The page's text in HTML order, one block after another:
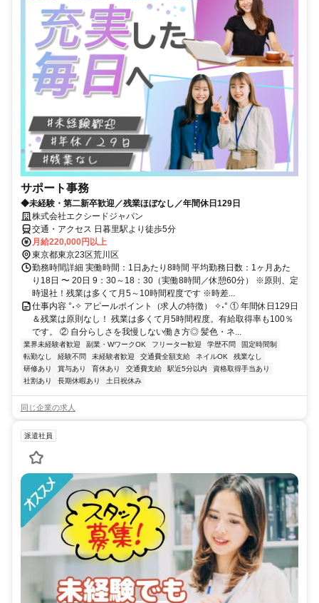
サポート事務
◆未経験・第二新卒歓迎／残業ほぼなし／年間休日129日
株式会社エクシードジャパン
交通・アクセス 日暮里駅より徒歩5分
月給220,000円以上
東京都東京23区荒川区
勤務時間詳細 実働時間：1日あたり8時間 平均勤務日数：1ヶ月あた
り18日 〜 20日 9：30～18：30（実働8時間／休憩60分） ※原則、定
時退社！残業は多くて月5～10時間程度です ※時差...
仕事内容 °˖✧ アピールポイント（求人の特徴） ✧˖° ① 年間休日129日
＆残業は原則なし！ 残業は多くて月5時間程度。有給取得率も100％
です。 ② 自分らしさを我慢しない働き方◎ 髪色・ネ...
業界未経験者歓迎 副業・WワークOK フリーター歓迎 学歴不問
固定時間制
転勤なし
経験不問 未経験者歓迎 交通費全額支給 ネイルOK
残業なし
研修あり
賞与あり 育休あり 交通費支給 駅近5分以内
資格取得手当あり
社割あり
長期休暇あり 土日祝休み
同じ企業の求人
派遣社員